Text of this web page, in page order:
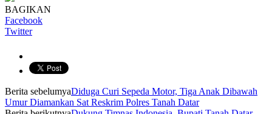
BAGIKAN
Facebook
Twitter
Berita sebelumyaDiduga Curi Sepeda Motor, Tiga Anak Dibawah
Umur Diamankan Sat Reskrim Polres Tanah Datar